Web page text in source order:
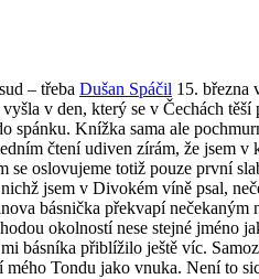
– třeba Dušan Spáčil 15. března
v den, který se v Čechách těší
spánku. Knížka sama ale
čtení udiven zírám, že jsem v
oslovujeme totiž pouze první
jsem v Divokém víně psal,
básnička překvapí nečekaným
okolností nese stejné jméno
básníka přiblížilo ještě víc.
mého Tondu jako vnuka. Není to